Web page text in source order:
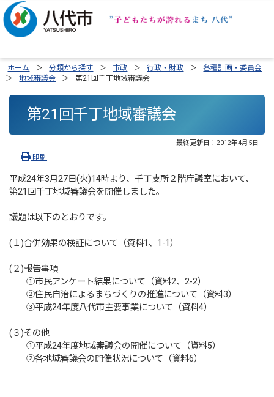
ホーム 分類から探す 市政 行政・財政
各種計画・委員会
地域審議会
第21回千丁地域審議会
第21回千丁地域審議会
最終更新日： 2012年4月5日
印刷
平成24年3月27日(火)14時より、千丁支所２階庁議室において、
第21回千丁地域審議会を開催しました。
議題は以下のとおりです。
(１)合併効果の検証について（資料1、1-1）
(２)報告事項
①市民アンケート結果について（資料2、2-2）
②住民自治によるまちづくりの推進について（資料3）
③平成24年度八代市主要事業について（資料4）
(３)その他
①平成24年度地域審議会の開催について（資料5）
②各地域審議会の開催状況について（資料6）